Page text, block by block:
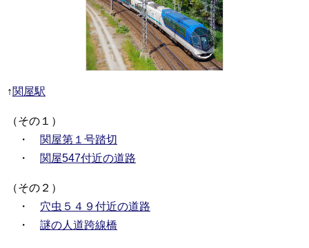
↑関屋駅
（その１）
・ 関屋第１号踏切
・ 関屋547付近の道路
（その２）
・ 穴虫５４９付近の道路
・ 謎の人道跨線橋